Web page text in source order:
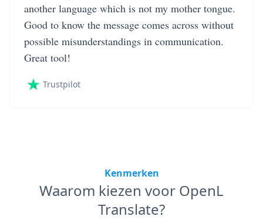
another language which is not my mother tongue.
Good to know the message comes across without
possible misunderstandings in communication.
Great tool!
Trustpilot
Kenmerken
Waarom kiezen voor OpenL
Translate?